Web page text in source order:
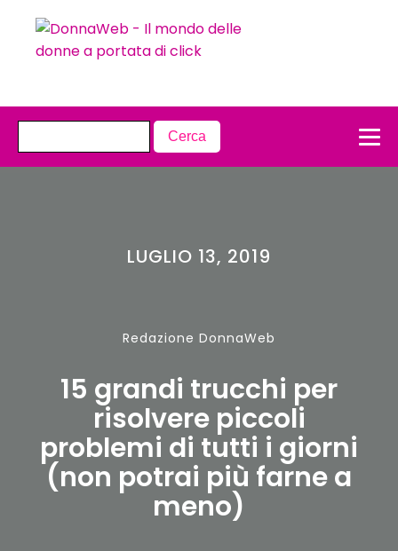
LUGLIO 13, 2019
Redazione DonnaWeb
15 grandi trucchi per
risolvere piccoli
problemi di tutti i giorni
(non potrai più farne a
meno)